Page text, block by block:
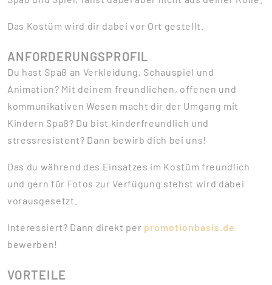
Das Kostüm wird dir dabei vor Ort gestellt.
ANFORDERUNGSPROFIL
Du hast Spaß an Verkleidung, Schauspiel und
Animation? Mit deinem freundlichen, offenen und
kommunikativen Wesen macht dir der Umgang mit
Kindern Spaß? Du bist kinderfreundlich und
stressresistent? Dann bewirb dich bei uns!
Das du während des Einsatzes im Kostüm freundlich
und gern für Fotos zur Verfügung stehst wird dabei
vorausgesetzt.
Interessiert? Dann direkt per promotionbasis.de
bewerben!
VORTEILE